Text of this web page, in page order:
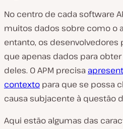
No centro de cada software
muitos dados sobre como o
entanto, os
que apenas dados para
deles. O APM precisa
contexto para que se possa
causa subjacente à questão
Aqui estão algumas das